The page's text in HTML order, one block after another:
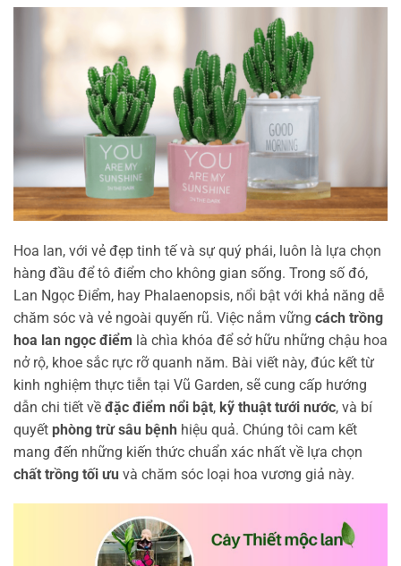
Hoa lan, với vẻ đẹp tinh tế và sự quý phái, luôn là lựa chọn
hàng đầu để tô điểm cho không gian sống. Trong số đó,
Lan Ngọc Điểm, hay Phalaenopsis, nổi bật với khả năng dễ
chăm sóc và vẻ ngoài quyến rũ. Việc nắm vững cách trồng
hoa lan ngọc điểm là chìa khóa để sở hữu những chậu hoa
nở rộ, khoe sắc rực rỡ quanh năm. Bài viết này, đúc kết từ
kinh nghiệm thực tiễn tại Vũ Garden, sẽ cung cấp hướng
dẫn chi tiết về đặc điểm nổi bật, kỹ thuật tưới nước, và bí
quyết phòng trừ sâu bệnh hiệu quả. Chúng tôi cam kết
mang đến những kiến thức chuẩn xác nhất về lựa chọn
chất trồng tối ưu và chăm sóc loại hoa vương giả này.